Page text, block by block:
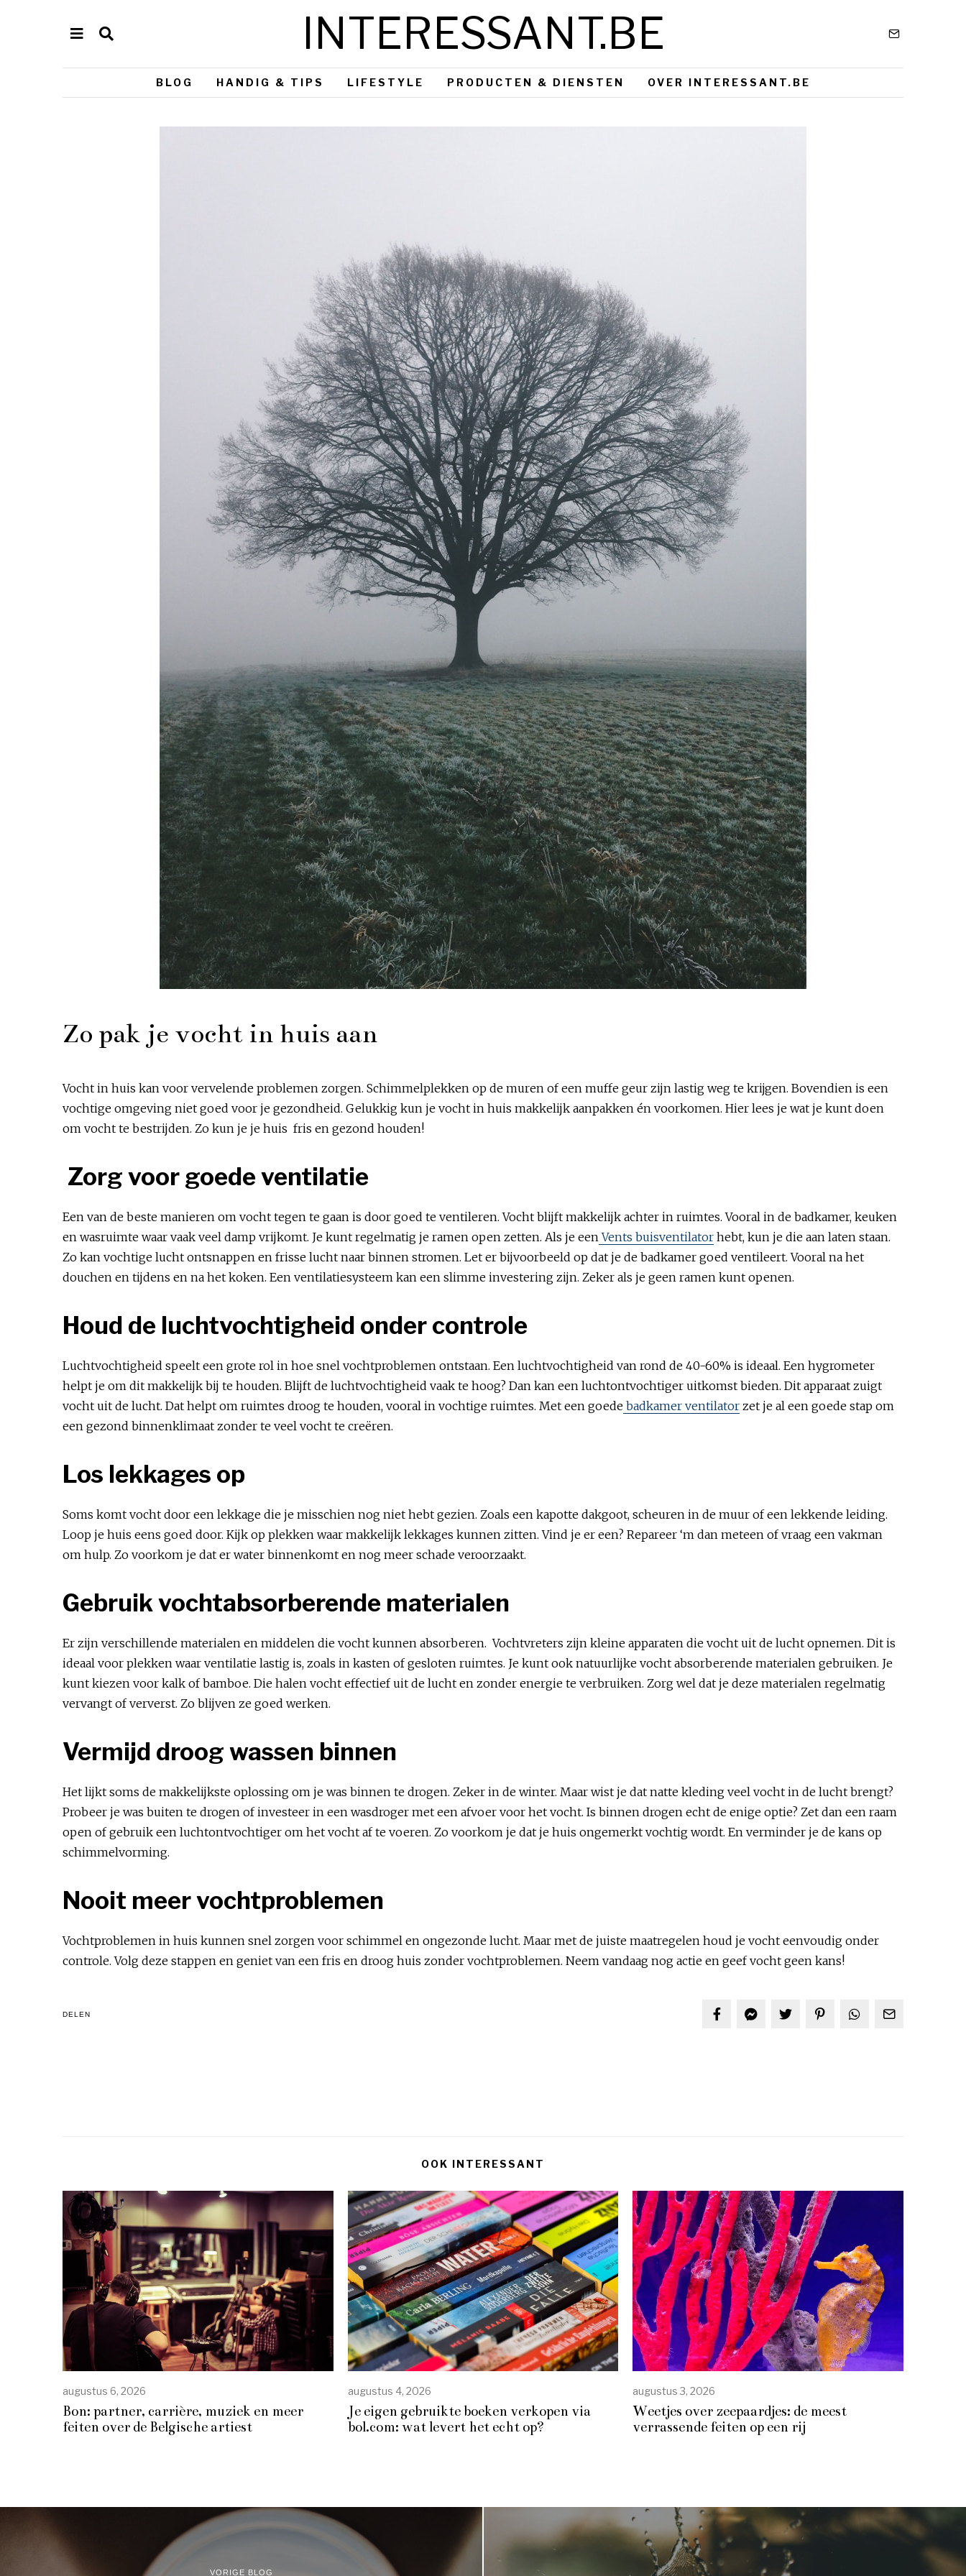
INTERESSANT.BE
BLOG HANDIG & TIPS LIFESTYLE PRODUCTEN & DIENSTEN OVER INTERESSANT.BE
Zo pak je vocht in huis aan
Vocht in huis kan voor vervelende problemen zorgen. Schimmelplekken op de muren of een muffe geur zijn lastig weg te krijgen. Bovendien is een
vochtige omgeving niet goed voor je gezondheid. Gelukkig kun je vocht in huis makkelijk aanpakken én voorkomen. Hier lees je wat je kunt doen
om vocht te bestrijden. Zo kun je je huis fris en gezond houden!
Zorg voor goede ventilatie
Een van de beste manieren om vocht tegen te gaan is door goed te ventileren. Vocht blijft makkelijk achter in ruimtes. Vooral in de badkamer, keuken
en wasruimte waar vaak veel damp vrijkomt. Je kunt regelmatig je ramen open zetten. Als je eenVents buisventilator hebt, kun je die aan laten staan.
Zo kan vochtige lucht ontsnappen en frisse lucht naar binnen stromen. Let er bijvoorbeeld op dat je de badkamer goed ventileert. Vooral na het
douchen en tijdens en na het koken. Een ventilatiesysteem kan een slimme investering zijn. Zeker als je geen ramen kunt openen.
Houd de luchtvochtigheid onder controle
Luchtvochtigheid speelt een grote rol in hoe snel vochtproblemen ontstaan. Een luchtvochtigheid van rond de 40-60% is ideaal. Een hygrometer
helpt je om dit makkelijk bij te houden. Blijft de luchtvochtigheid vaak te hoog? Dan kan een luchtontvochtiger uitkomst bieden. Dit apparaat zuigt
vocht uit de lucht. Dat helpt om ruimtes droog te houden, vooral in vochtige ruimtes. Met een goede badkamer ventilator zet je al een goede stap om
een gezond binnenklimaat zonder te veel vocht te creëren.
Los lekkages op
Soms komt vocht door een lekkage die je misschien nog niet hebt gezien. Zoals een kapotte dakgoot, scheuren in de muur of een lekkende leiding.
Loop je huis eens goed door. Kijk op plekken waar makkelijk lekkages kunnen zitten. Vind je er een? Repareer ‘m dan meteen of vraag een vakman
om hulp. Zo voorkom je dat er water binnenkomt en nog meer schade veroorzaakt.
Gebruik vochtabsorberende materialen
Er zijn verschillende materialen en middelen die vocht kunnen absorberen. Vochtvreters zijn kleine apparaten die vocht uit de lucht opnemen. Dit is
ideaal voor plekken waar ventilatie lastig is, zoals in kasten of gesloten ruimtes. Je kunt ook natuurlijke vocht absorberende materialen gebruiken. Je
kunt kiezen voor kalk of bamboe. Die halen vocht effectief uit de lucht en zonder energie te verbruiken. Zorg wel dat je deze materialen regelmatig
vervangt of ververst. Zo blijven ze goed werken.
Vermijd droog wassen binnen
Het lijkt soms de makkelijkste oplossing om je was binnen te drogen. Zeker in de winter. Maar wist je dat natte kleding veel vocht in de lucht brengt?
Probeer je was buiten te drogen of investeer in een wasdroger met een afvoer voor het vocht. Is binnen drogen echt de enige optie? Zet dan een raam
open of gebruik een luchtontvochtiger om het vocht af te voeren. Zo voorkom je dat je huis ongemerkt vochtig wordt. En verminder je de kans op
schimmelvorming.
Nooit meer vochtproblemen
Vochtproblemen in huis kunnen snel zorgen voor schimmel en ongezonde lucht. Maar met de juiste maatregelen houd je vocht eenvoudig onder
controle. Volg deze stappen en geniet van een fris en droog huis zonder vochtproblemen. Neem vandaag nog actie en geef vocht geen kans!
DELEN
OOK INTERESSANT
augustus 6, 2026
Bon: partner, carrière, muziek en meer
feiten over de Belgische artiest
augustus 4, 2026
Je eigen gebruikte boeken verkopen via
bol.com: wat levert het echt op?
augustus 3, 2026
Weetjes over zeepaardjes: de meest
verrassende feiten op een rij
VORIGE BLOG